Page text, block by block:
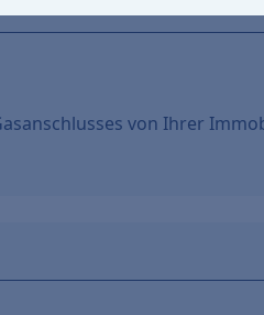
von Ihrer